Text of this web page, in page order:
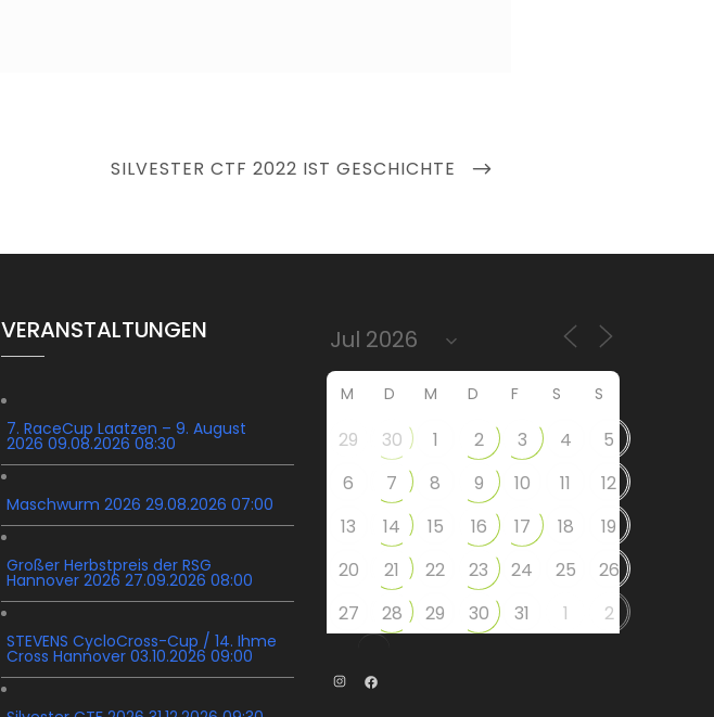
NEXT
SILVESTER CTF 2022 IST GESCHICHTE
VERANSTALTUNGEN
7. RaceCup Laatzen – 9. August
2026 09.08.2026 08:30
Maschwurm 2026 29.08.2026 07:00
Großer Herbstpreis der RSG
Hannover 2026 27.09.2026 08:00
STEVENS CycloCross-Cup / 14. Ihme
Cross Hannover 03.10.2026 09:00
M D M D F S S
29 30 1 2 3 4
5
6
7 8 9 10 11
12
13
14 15 16 17 18
19
20
21 22 23 24 25
26
27
28 29 30 31 1 2